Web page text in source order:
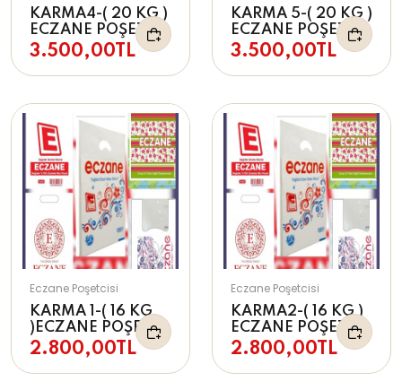
KARMA4-( 20 KG )
ECZANE POŞETİ
3.500,00TL
KARMA 5-( 20 KG )
ECZANE POŞETİ
3.500,00TL
Eczane Poşetcisi
KARMA 1-( 16 KG
)ECZANE POŞETİ
2.800,00TL
Eczane Poşetcisi
KARMA2-( 16 KG )
ECZANE POŞETİ
2.800,00TL